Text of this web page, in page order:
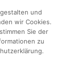
und
wir Cookies.
Sie der
zu